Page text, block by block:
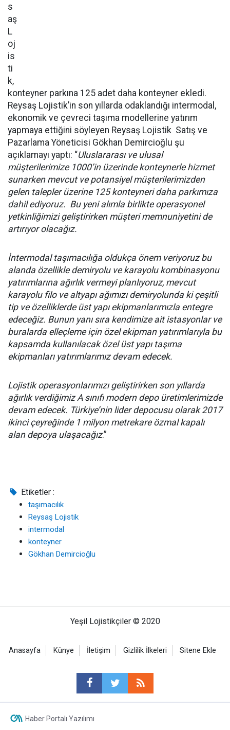
s
aş
L
oj
is
ti
k,
konteyner parkına 125 adet daha konteyner ekledi.
Reysaş Lojistik’in son yıllarda odaklandığı intermodal,
ekonomik ve çevreci taşıma modellerine yatırım
yapmaya ettiğini söyleyen Reysaş Lojistik Satış ve
Pazarlama Yöneticisi Gökhan Demircioğlu şu
açıklamayı yaptı: “Uluslararası ve ulusal
müşterilerimize 1000’in üzerinde konteynerle hizmet
sunarken mevcut ve potansiyel müşterilerimizden
gelen talepler üzerine 125 konteyneri daha parkımıza
dahil ediyoruz. Bu yeni alımla birlikte operasyonel
yetkinliğimizi geliştirirken müşteri memnuniyetini de
artırıyor olacağız.
İntermodal taşımacılığa oldukça önem veriyoruz bu
alanda özellikle demiryolu ve karayolu kombinasyonu
yatırımlarına ağırlık vermeyi planlıyoruz, mevcut
karayolu filo ve altyapı ağımızı demiryolunda ki çeşitli
tip ve özelliklerde üst yapı ekipmanlarımızla entegre
edeceğiz. Bunun yanı sıra kendimize ait istasyonlar ve
buralarda elleçleme için özel ekipman yatırımlarıyla bu
kapsamda kullanılacak özel üst yapı taşıma
ekipmanları yatırımlarımız devam edecek.
Lojistik operasyonlarımızı geliştirirken son yıllarda
ağırlık verdiğimiz A sınıfı modern depo üretimlerimizde
devam edecek. Türkiye’nin lider depocusu olarak 2017
ikinci çeyreğinde 1 milyon metrekare özmal kapalı
alan depoya ulaşacağız.”
Etiketler :
taşımacılık
Reysaş Lojistik
intermodal
konteyner
Gökhan Demircioğlu
Yeşil Lojistikçiler © 2020
Anasayfa Künye İletişim Gizlilik İlkeleri Sitene Ekle
Haber Portalı Yazılımı